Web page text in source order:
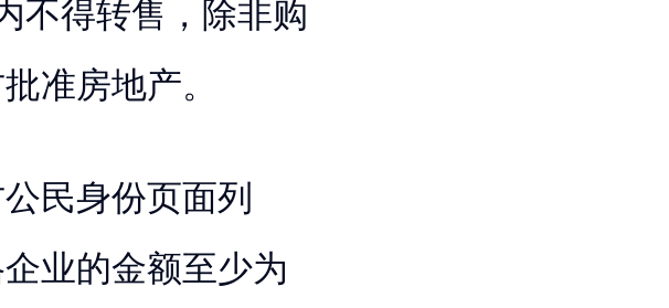
不得转售，除非购
准房地产。
民身份页面列
业的金额至少为